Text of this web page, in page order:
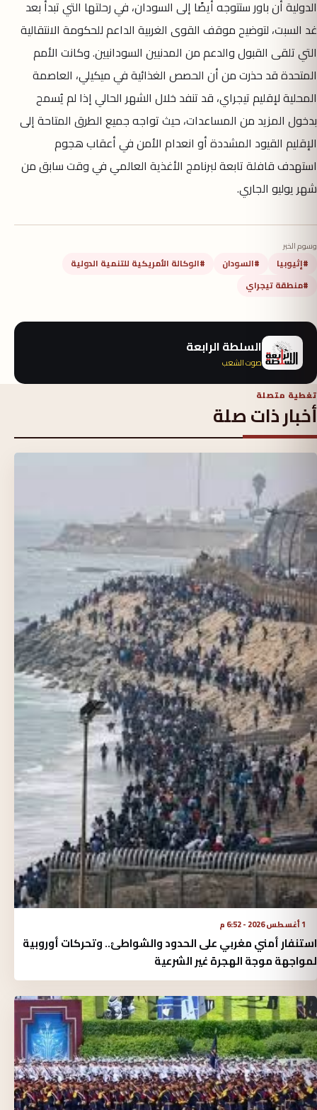
الدولية أن باور ستتوجه أيضًا إلى السودان، في رحلتها التي تبدأ بعد
غد السبت، لتوضيح موقف القوى الغربية الداعم للحكومة الانتقالية
التي تلقى القبول والدعم من المدنيين السودانيين. وكانت الأمم
المتحدة قد حذرت من أن الحصص الغذائية في ميكيلي، العاصمة
المحلية لإقليم تيجراي، قد تنفد خلال الشهر الحالي إذا لم يُسمح
بدخول المزيد من المساعدات، حيث تواجه جميع الطرق المتاحة إلى
الإقليم القيود المشددة أو انعدام الأمن في أعقاب هجوم
استهدف قافلة تابعة لبرنامج الأغذية العالمي في وقت سابق من
شهر يوليو الجاري.
وسوم الخبر
#إثيوبيا #السودان
#الوكالة الأمريكية للتنمية الدولية
#منطقة تيجراي
السلطة الرابعة
صوت الشعب
تغطية متصلة
أخبار ذات صلة
1 أغسطس 2026 - 6:52 م
استنفار أمني مغربي على الحدود والشواطئ.. وتحركات أوروبية
لمواجهة موجة الهجرة غير الشرعية